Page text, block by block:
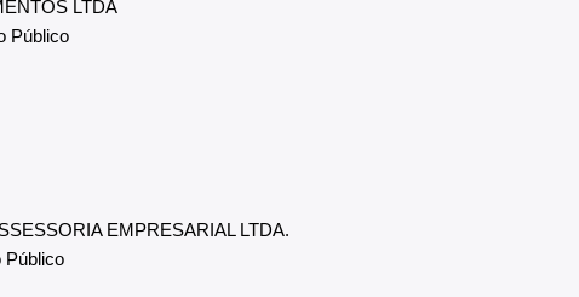
LTDA
Público
EMPRESARIAL LTDA.
Público